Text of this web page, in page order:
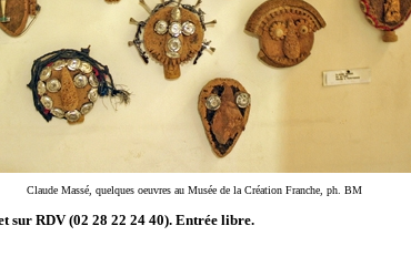
Claude Massé, quelques oeuvres au Musée de la Création Franche, ph. BM
sur RDV (02 28 22 24 40). Entrée libre.